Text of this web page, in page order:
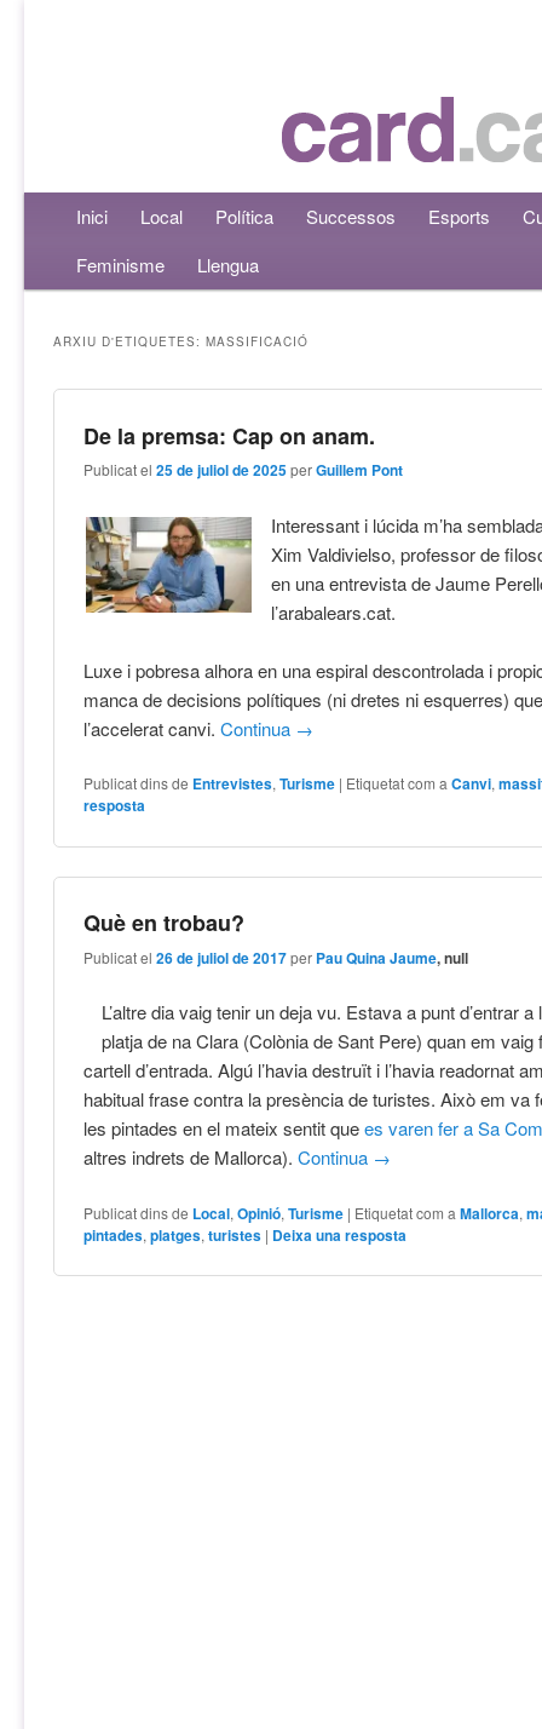
Menú principalAneu al contingut principal
Aneu al contingut secundari
Inici Local Política Successos Esports
Feminisme
Llengua
ARXIU D'ETIQUETES:MASSIFICACIÓ
De la premsa: Cap on anam.
Publicat el25 de juliol de 2025 perGuillem Pont
Interessant i lúcida m’ha
Xim Valdivielso, professor de
en una entrevista de Jaume
l’arabalears.cat.
Luxe i pobresa alhora en una espiral descontrolada i
manca de decisions polítiques (ni dretes ni esquerres)
l’accelerat canvi.Continua →
Publicat dins de Entrevistes,Turisme | Etiquetat com a Canvi,
resposta
Què en trobau?
Publicat el26 de juliol de 2017 per Pau Quina Jaume, null
L’altre dia vaig tenir un deja vu. Estava a punt d’entrar
platja de na Clara (Colònia de Sant Pere) quan em
cartell d’entrada. Algú l’havia destruït i l’havia readornat
habitual frase contra la presència de turistes. Això em va
les pintades en el mateix sentit quees varen fer a Sa
altres indrets de Mallorca).Continua →
Publicat dins de Local,Opinió,Turisme | Etiquetat com a Mallorca,
pintades,platges,turistes | Deixa una resposta